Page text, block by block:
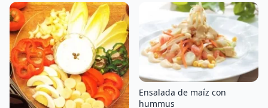
Ensalada de maíz con
hummus